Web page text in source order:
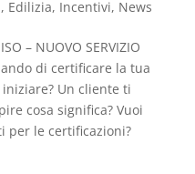
, Edilizia, Incentivi, News
– NUOVO SERVIZIO
di certificare la tua
Un cliente ti
cosa significa? Vuoi
per le certificazioni?